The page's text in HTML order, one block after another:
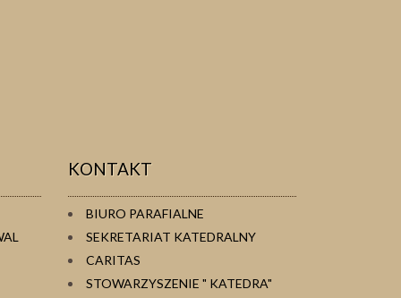
KONTAKT
BIURO PARAFIALNE
SEKRETARIAT KATEDRALNY
CARITAS
STOWARZYSZENIE " KATEDRA"